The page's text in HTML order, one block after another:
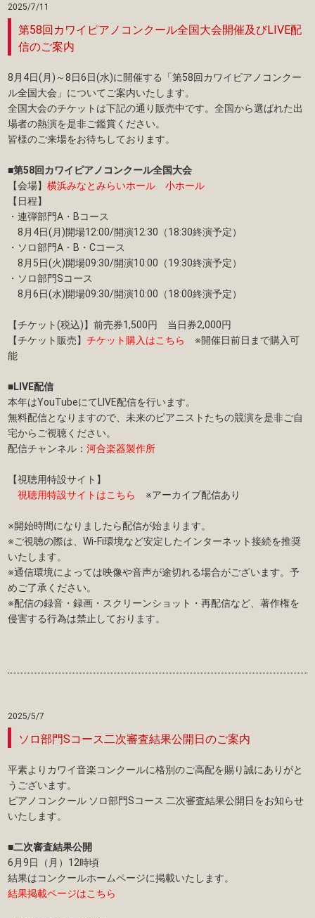
2025/7/11
第58回カワイピアノコンクール全国大会開催及びLIVE配
信のご案内
8月4日(月)～8日6日(水)に開催する「第58回カワイピアノコンクー
ル全国大会」についてご案内いたします。
全国大会のチケットは下記の通り販売中です。全国から選ばれた出
場者の熱演を是非ご鑑賞ください。
皆様のご来場をお待ちしております。
■第58回カワイピアノコンクール全国大会
【会場】横浜みなとみらいホール 小ホール
【日程】
・連弾部門A・Bコース
8月4日(月)開場12:00/開演12:30（18:30終演予定）
・ソロ部門A・B・Cコース
8月5日(火)開場09:30/開演10:00（19:30終演予定）
・ソロ部門Sコース
8月6日(水)開場09:30/開演10:00（18:00終演予定）
【チケット(税込)】前売券1,500円 当日券2,000円
【チケット販売】チケット購入はこちら
※開催日前日まで購入可
能
■LIVE配信
本年はYouTubeにてLIVE配信を行います。
無料配信となりますので、未来のピアニストたちの競演を是非ご自
宅からご視聴ください。
配信チャンネル：河合楽器製作所
【視聴用特設サイト】
視聴用特設サイトはこちら
※アーカイブ配信あり
※開始時間になりましたら配信が始まります。
※ご視聴の際は、Wi-Fi環境など安定したインターネット接続を推奨
いたします。
※通信環境によっては映像や音声が途切れる場合がございます。予
めご了承ください。
※配信の録音・録画・スクリーンショット・再配信など、著作権を
侵害する行為は禁止しております。
2025/5/7
ソロ部門Sコース二次審査結果公開日のご案内
平素よりカワイ音楽コンクールに格別のご高配を賜り誠にありがと
うございます。
ピアノコンクール ソロ部門Sコース 二次審査結果公開日をお知らせ
いたします。
■二次審査結果公開
6月9日（月）12時頃
結果はコンクールホームページに掲載いたします。
結果掲載ページはこちら